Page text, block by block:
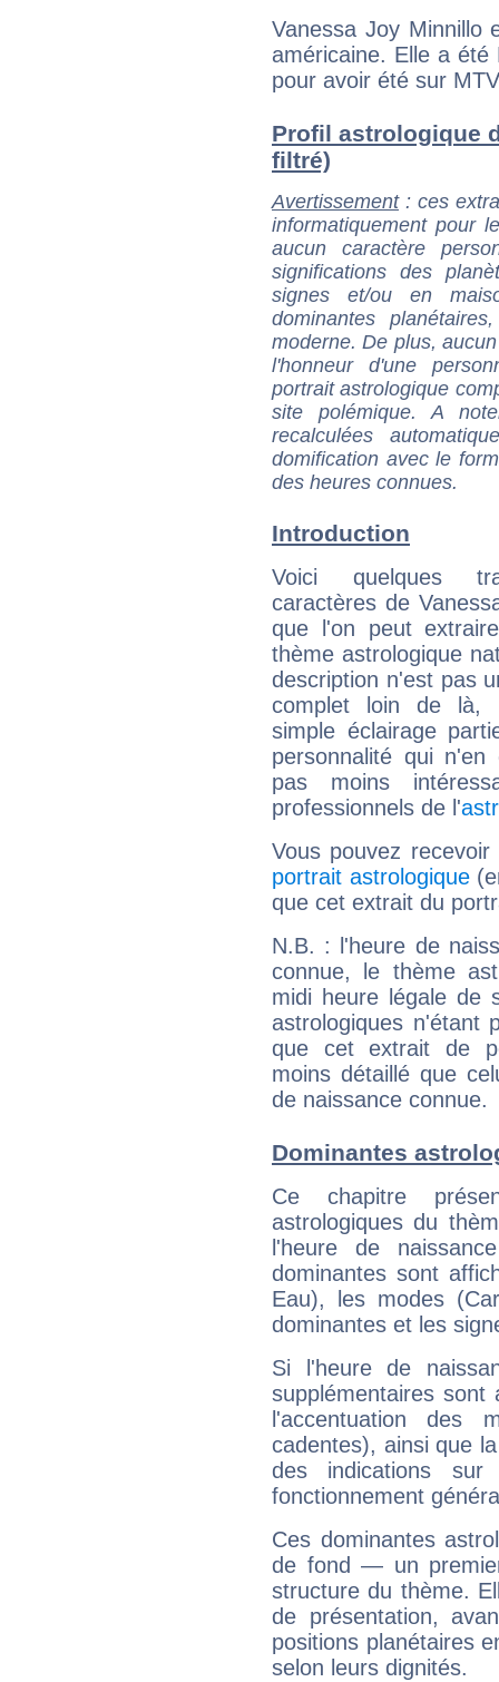
Vanessa Joy Minnillo
américaine. Elle a été
pour avoir été sur
Profil astrologique
filtré)
Avertissement: ces
informatiquement pour
aucun caractère
significations des
signes et/ou en
dominantes
moderne. De plus,
l'honneur d'une
portrait astrologique
site polémique. A
recalculées
domification avec le
des heures connues.
Introduction
Voici quelques
caractères de
que l'on peut
thème astrologique
description n'est pas
complet loin de là,
simple éclairage
personnalité qui n'en
pas moins
professionnels de l'
Vous pouvez
portrait astrologique
que cet extrait du
N.B. : l'heure de
connue, le thème
midi heure légale de
astrologiques n'étant
que cet extrait de
moins détaillé que
de naissance connue.
Dominantes
Ce chapitre
astrologiques du
l'heure de
dominantes sont
Eau), les modes
dominantes et les
Si l'heure de
supplémentaires sont
l'accentuation des
cadentes), ainsi que
des indications sur
fonctionnement
Ces dominantes
de fond — un
structure du thème.
de présentation,
positions planétaires
selon leurs dignités.